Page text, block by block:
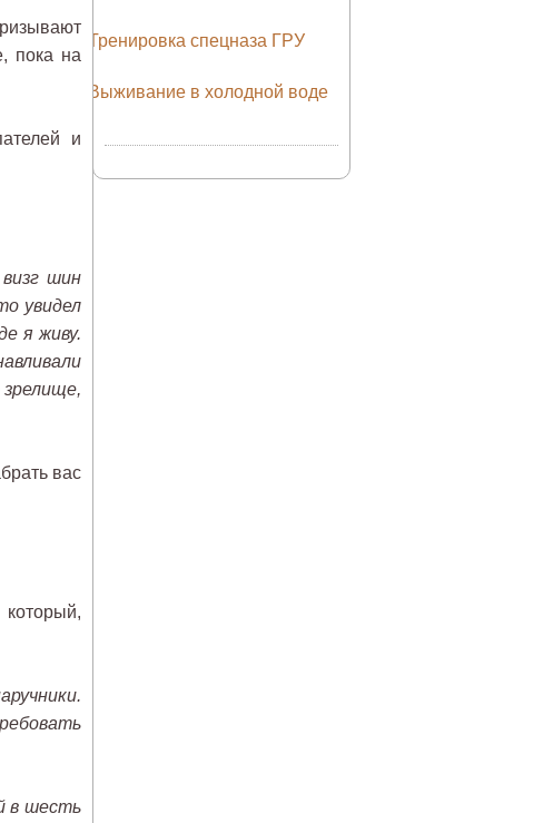
пока на
и
шин
увидел
я живу.
вас
в шесть
Тренировка спецназа ГРУ
Выживание в холодной воде